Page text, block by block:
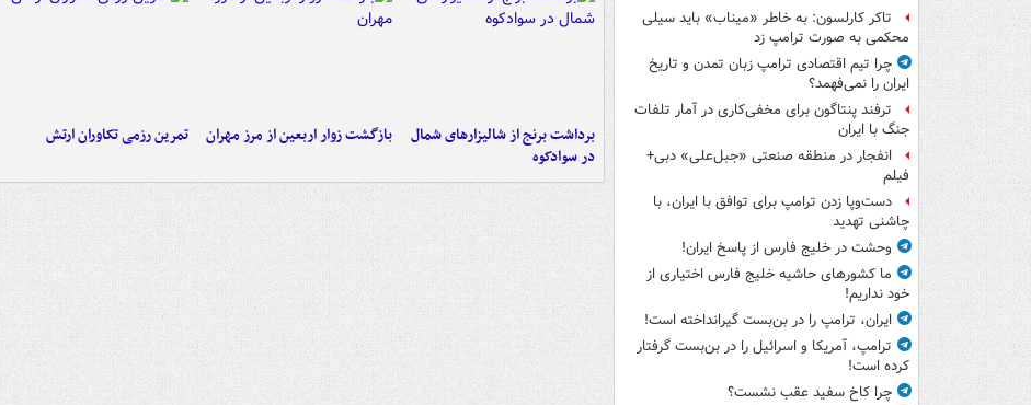
تاکر کارلسون: به خاطر «میناب» باید سیلی
محکمی به صورت ترامپ زد
چرا تیم اقتصادی ترامپ زبان تمدن و تاریخ
ایران را نمی‌فهمد؟
ترفند پنتاگون برای مخفی‌کاری در آمار تلفات
جنگ با ایران
انفجار در منطقه صنعتی «جبل‌علی» دبی+
فیلم
دست‌وپا زدن ترامپ برای توافق با ایران، با
چاشنی تهدید
وحشت در خلیج فارس از پاسخ ایران!
ما کشورهای حاشیه خلیج فارس اختیاری از
خود نداریم!
ایران، ترامپ را در بن‌بست گیرانداخته است!
ترامپ، آمریکا و اسرائیل را در بن‌بست گرفتار
کرده است!
چرا کاخ سفید عقب نشست؟
برداشت برنج از شالیزارهای شمال
در سوادکوه
بازگشت زوار اربعین از مرز مهران تمرین رزمی تکاوران ارتش